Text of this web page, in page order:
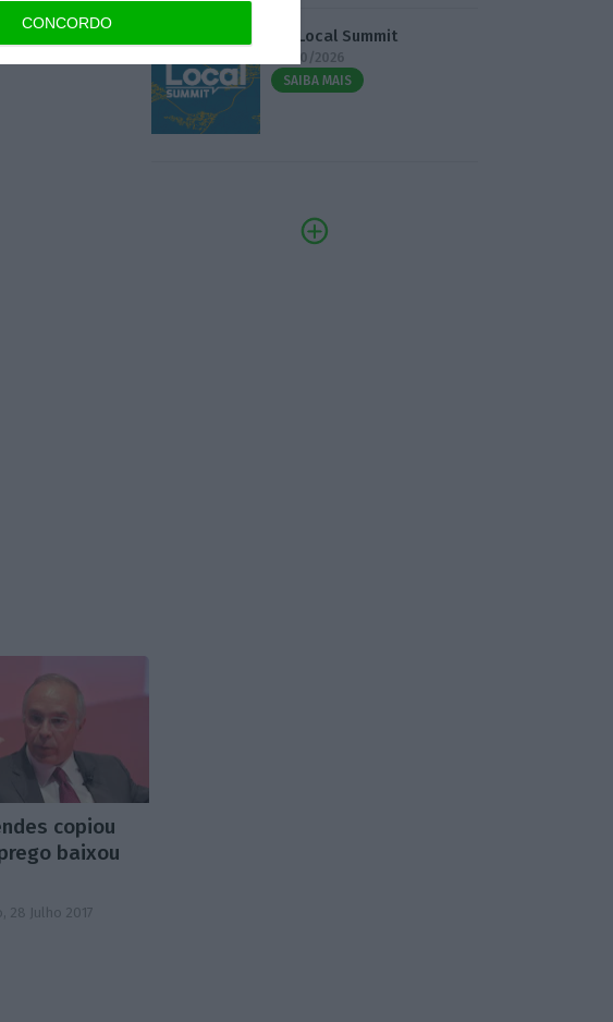
CONCORDO
3.º Local Summit
07/10/2026
SAIBA MAIS
copiou
baixou
28 Julho 2017